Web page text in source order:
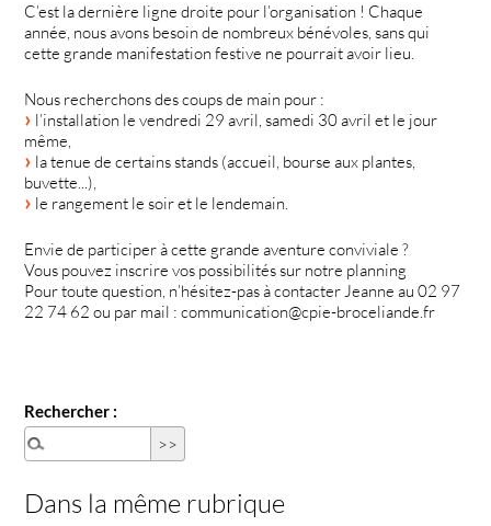
C’est la dernière ligne droite pour l’organisation ! Chaque
année, nous avons besoin de nombreux bénévoles, sans qui
cette grande manifestation festive ne pourrait avoir lieu.
Nous recherchons des coups de main pour :
l’installation le vendredi 29 avril, samedi 30 avril et le jour
même,
la tenue de certains stands (accueil, bourse aux plantes,
buvette...),
le rangement le soir et le lendemain.
Envie de participer à cette grande aventure conviviale ?
Vous pouvez inscrire vos possibilités sur notre planning
Pour toute question, n’hésitez-pas à contacter Jeanne au 02 97
22 74 62 ou par mail : communication@cpie-broceliande.fr
Rechercher :
Dans la même rubrique